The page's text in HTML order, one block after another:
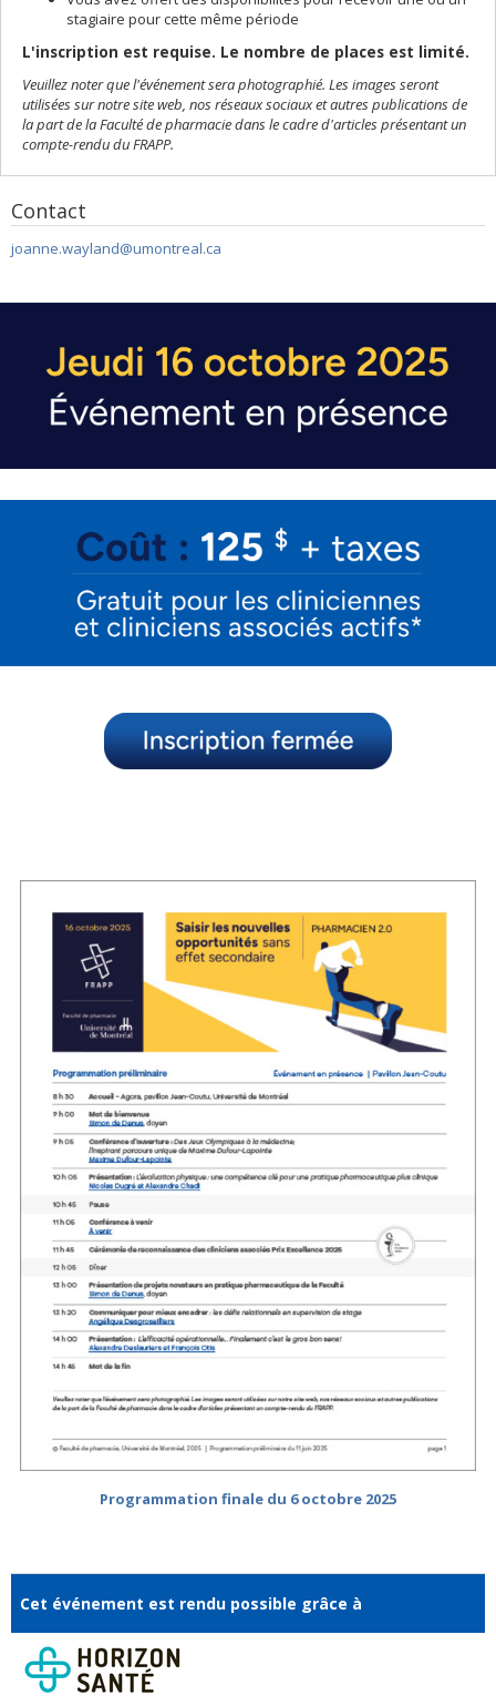
stagiaire pour cette même période
L'inscription est requise. Le nombre de places est limité.
Veuillez noter que l'événement sera photographié. Les images seront
utilisées sur notre site web, nos réseaux sociaux et autres publications de
la part de la Faculté de pharmacie dans le cadre d'articles présentant un
compte-rendu du FRAPP.
Contact
joanne.wayland@umontreal.ca
Programmation finale du 6 octobre 2025
Cet événement est rendu possible grâce à